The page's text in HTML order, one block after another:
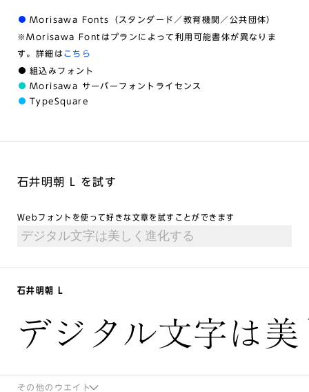
Morisawa Fonts（スタンダード／教育機関／公共団体）
※Morisawa Fontはプランによって利用可能書体が異なりま
す。詳細は こちら
組込みフォント
Morisawa サーバーフォントライセンス
TypeSquare
石井明朝 L を試す
Webフォントを使って好きな文章を試すことができます
石井明朝 L
デジタル文字は
その他のウエイト